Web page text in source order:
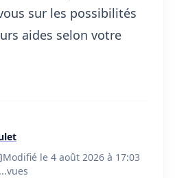
sur les possibilités
aides selon votre
Modifié le 4 août 2026 à 17:03
...vues